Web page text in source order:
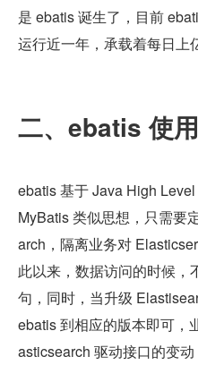
是 ebatis 诞生了，目前
运行近一年，承载着每日上
二、ebatis 使
ebatis 基于 Java High
MyBatis 类似思想，只需要
arch，隔离业务对
此以来，数据访问的时候，
句，同时，当升级
ebatis 到相应的版本即可，
asticsearch 驱动接口的变